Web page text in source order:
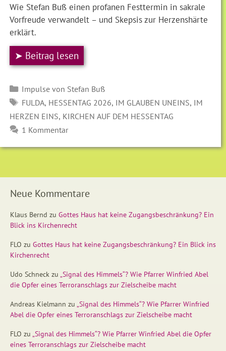
Wie Stefan Buß einen profanen Festtermin in sakrale
Vorfreude verwandelt – und Skepsis zur Herzenshärte
erklärt.
➤ Beitrag lesen
Kategorien
Impulse von Stefan Buß
SCHLAGWÖRTER
FULDA, HESSENTAG 2026, IM GLAUBEN UNEINS, IM
HERZEN EINS, KIRCHEN AUF DEM HESSENTAG
1 Kommentar
Neue Kommentare
Klaus Bernd zu Gottes Haus hat keine Zugangsbeschränkung? Ein
Blick ins Kirchenrecht
FLO zu Gottes Haus hat keine Zugangsbeschränkung? Ein Blick ins
Kirchenrecht
Udo Schneck zu „Signal des Himmels“? Wie Pfarrer Winfried Abel
die Opfer eines Terroranschlags zur Zielscheibe macht
Andreas Kielmann zu „Signal des Himmels“? Wie Pfarrer Winfried
Abel die Opfer eines Terroranschlags zur Zielscheibe macht
FLO zu „Signal des Himmels“? Wie Pfarrer Winfried Abel die Opfer
eines Terroranschlags zur Zielscheibe macht